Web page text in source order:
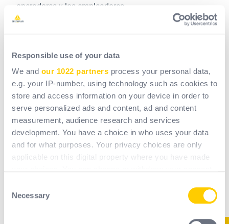
Responsible use of your data
We and our 1022 partners process your personal data,
e.g. your IP-number, using technology such as cookies to
store and access information on your device in order to
serve personalized ads and content, ad and content
measurement, audience research and services
development. You have a choice in who uses your data
and for what purposes. Your privacy choices are only
applicable on this digital property where you have made
the Privacy trigger icon.
Selection
Necessary
operadores y los empleadores.
De este modo, pueden contribuir a laspolíticas de
periodo de tiempo, ofrecen un análisis en profundidad
de las condiciones de trabajo y palancas de acción
para anticipar los riesgos.
Elseguimiento preciso y regular de los puestos de
trabajoy del estado de salud de los trabajadores
también puede ayudar a prevenirla fatiga
y la
aparición de trastornos musculoesqueléticos , o a
operaciones: de este modo, los EPI conectados
ayudarían a reducir los incidentes y el absentismo.